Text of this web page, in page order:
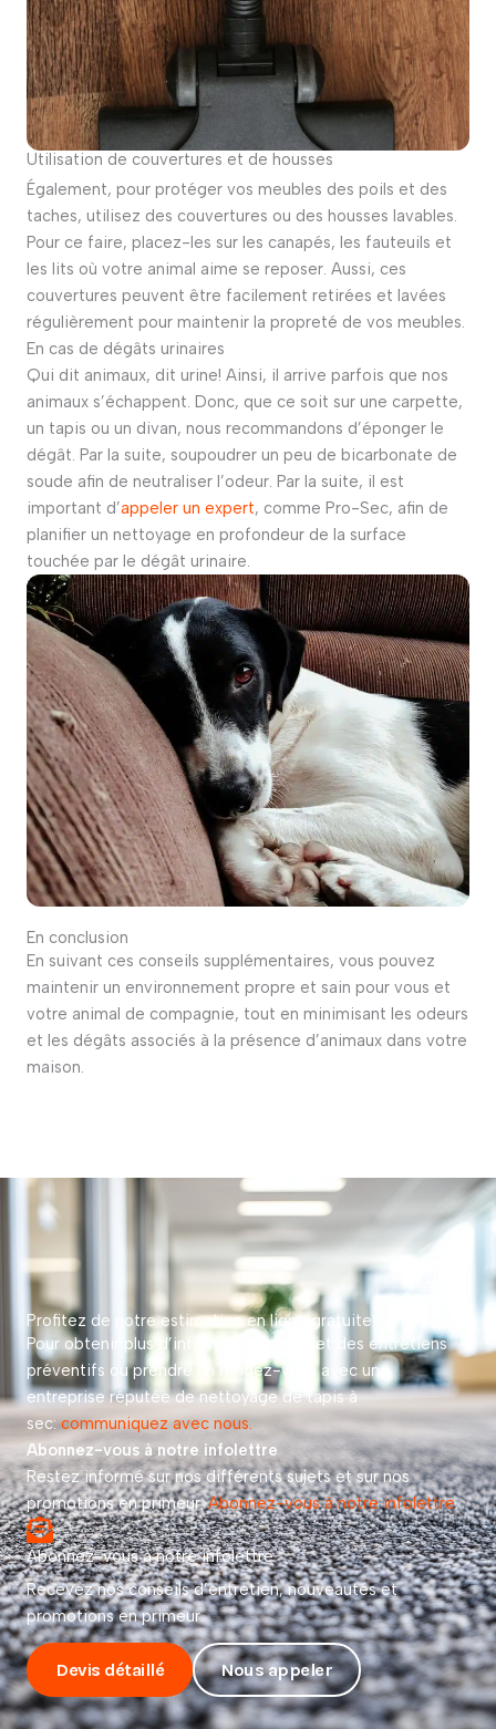
Utilisation de couvertures et de housses
Également, pour protéger vos meubles des poils et des
taches, utilisez des couvertures ou des housses lavables.
Pour ce faire, placez-les sur les canapés, les fauteuils et
les lits où votre animal aime se reposer. Aussi, ces
couvertures peuvent être facilement retirées et lavées
régulièrement pour maintenir la propreté de vos meubles.
En cas de dégâts urinaires
Qui dit animaux, dit urine! Ainsi, il arrive parfois que nos
animaux s’échappent. Donc, que ce soit sur une carpette,
un tapis ou un divan, nous recommandons d’éponger le
dégât. Par la suite, soupoudrer un peu de bicarbonate de
soude afin de neutraliser l’odeur. Par la suite, il est
important d’appeler un expert, comme Pro-Sec, afin de
planifier un nettoyage en profondeur de la surface
touchée par le dégât urinaire.
En conclusion
En suivant ces conseils supplémentaires, vous pouvez
maintenir un environnement propre et sain pour vous et
votre animal de compagnie, tout en minimisant les odeurs
et les dégâts associés à la présence d’animaux dans votre
maison.
Profitez de notre estimation en ligne gratuite!
Pour obtenir plus d’informations au sujet des entretiens
préventifs ou prendre un rendez-vous avec une
entreprise réputée de nettoyage de tapis à
sec:communiquez avec nous.
Abonnez-vous à notre infolettre
Restez informé sur nos différents sujets et sur nos
promotions en primeur.Abonnez-vous à notre infolettre.
Abonnez-vous à notre infolettre
Recevez nos conseils d’entretien, nouveautés et
promotions en primeur.
Devis détaillé Nous appeler